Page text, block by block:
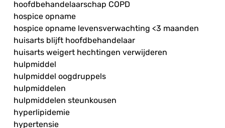
hoofdbehandelaarschap COPD
hospice opname
hospice opname levensverwachting <3 maanden
huisarts blijft hoofdbehandelaar
huisarts weigert hechtingen verwijderen
hulpmiddel
hulpmiddel oogdruppels
hulpmiddelen
hulpmiddelen steunkousen
hyperlipidemie
hypertensie